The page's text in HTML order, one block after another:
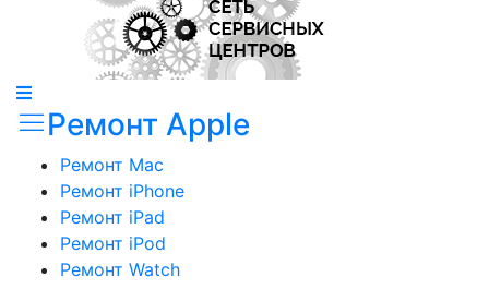
Ремонт Apple
Ремонт Mac
Ремонт iPhone
Ремонт iPad
Ремонт iPod
Ремонт Watch